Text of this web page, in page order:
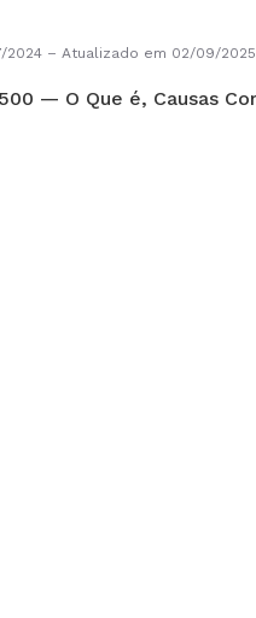
2024 – Atualizado em 02/09/2025